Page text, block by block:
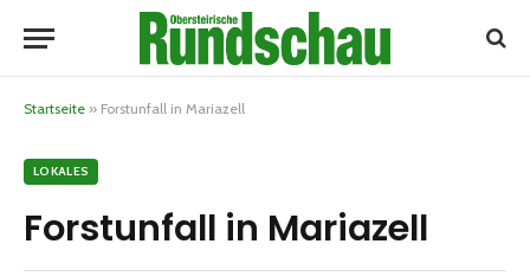
Startseite » Forstunfall in Mariazell
LOKALES
Forstunfall in Mariazell